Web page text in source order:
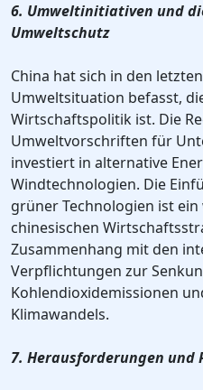
6. Umweltinitiativen und
Umweltschutz
China hat sich in den
Umweltsituation befasst,
Wirtschaftspolitik ist. Die
Umweltvorschriften für
investiert in alternative
Windtechnologien. Die
grüner Technologien ist
chinesischen
Zusammenhang mit den
Verpflichtungen zur
Kohlendioxidemissionen
Klimawandels.
7. Herausforderungen und